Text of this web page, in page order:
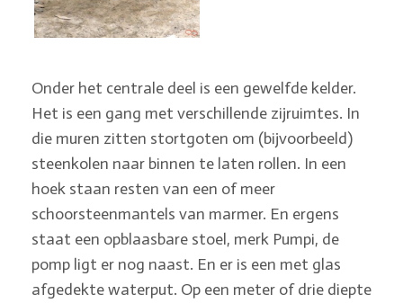
Onder het centrale deel is een gewelfde kelder.
Het is een gang met verschillende zijruimtes. In
die muren zitten stortgoten om (bijvoorbeeld)
steenkolen naar binnen te laten rollen. In een
hoek staan resten van een of meer
schoorsteenmantels van marmer. En ergens
staat een opblaasbare stoel, merk Pumpi, de
pomp ligt er nog naast. En er is een met glas
afgedekte waterput. Op een meter of drie diepte